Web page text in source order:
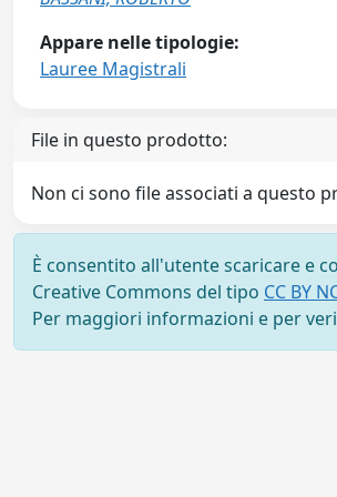
Appare nelle tipologie:
Lauree Magistrali
File in questo prodotto:
Non ci sono file associati a questo
È consentito all'utente scaricare e
Creative Commons del tipo CC BY
Per maggiori informazioni e per